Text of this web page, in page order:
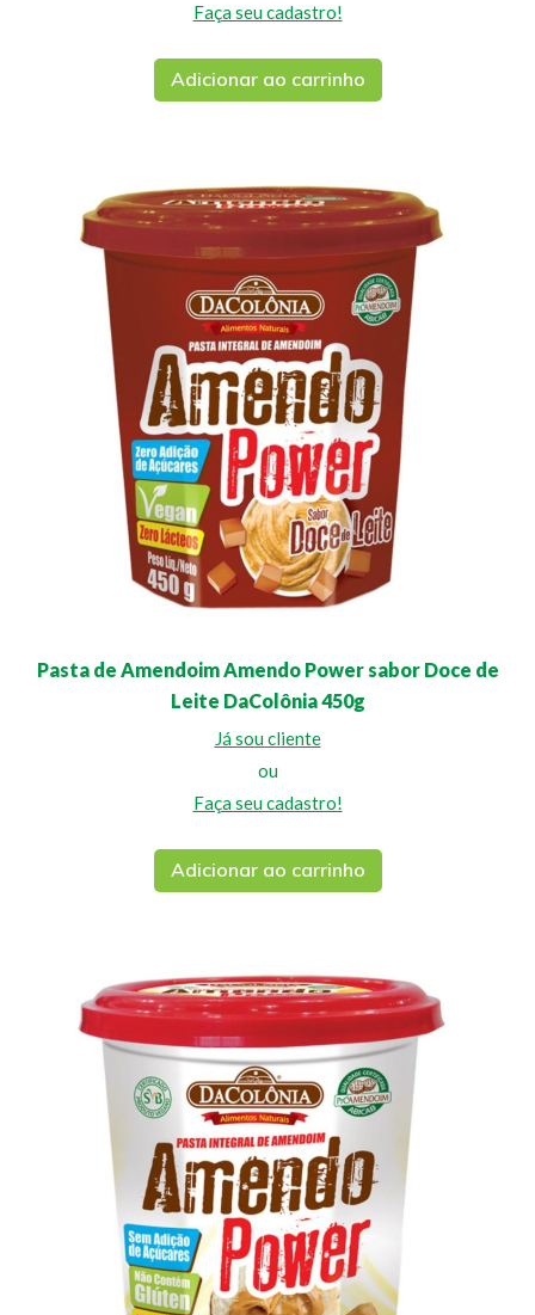
Faça seu cadastro!
Adicionar ao carrinho
Pasta de Amendoim Amendo Power sabor Doce de
Leite DaColônia 450g
Já sou cliente
ou
Faça seu cadastro!
Adicionar ao carrinho